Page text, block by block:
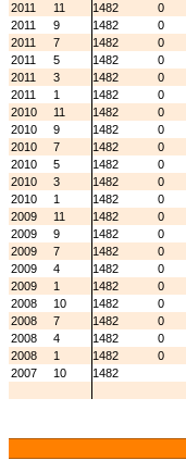
2011
11 1482
0
2011
9 1482
0
2011
7 1482
0
2011
5 1482
0
2011
3 1482
0
2011
1 1482
0
2010
11 1482
0
2010
9 1482
0
2010
7 1482
0
2010
5 1482
0
2010
3 1482
0
2010
1 1482
0
2009
11 1482
0
2009
9 1482
0
2009
7 1482
0
2009
4 1482
0
2009
1 1482
0
2008
10 1482
0
2008
7 1482
0
2008
4 1482
0
2008
1 1482
0
2007
10 1482